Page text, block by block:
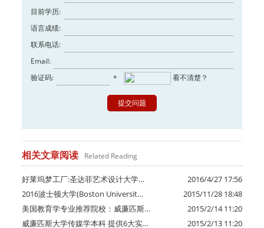
目前学历:
语言成绩:
联系电话:
Email:
验证码:
看不清楚？
*
相关文章阅读 Related Reading
2016/4/27 17:56
好莱坞梦工厂:圣达菲艺术设计大学…
2015/11/28 18:48
2016波士顿大学(Boston Universit…
2015/2/14 11:20
美国教育学专业推荐院校：威廉匹斯…
2015/2/13 11:20
威廉匹斯大学传媒学本科 提供6大实…